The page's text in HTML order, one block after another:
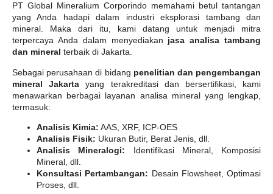
PT Global Mineralium Corporindo memahami betul tantangan
yang Anda hadapi dalam industri eksplorasi tambang dan
mineral. Maka dari itu, kami datang untuk menjadi mitra
terpercaya Anda dalam menyediakan jasa analisa tambang
dan mineral terbaik di Jakarta.
Sebagai perusahaan di bidang penelitian dan pengembangan
mineral Jakarta yang terakreditasi dan bersertifikasi, kami
menawarkan berbagai layanan analisa mineral yang lengkap,
termasuk:
Analisis Kimia: AAS, XRF, ICP-OES
Analisis Fisik: Ukuran Butir, Berat Jenis, dll.
Analisis Mineralogi: Identifikasi Mineral, Komposisi
Mineral, dll.
Konsultasi Pertambangan: Desain Flowsheet, Optimasi
Proses, dll.